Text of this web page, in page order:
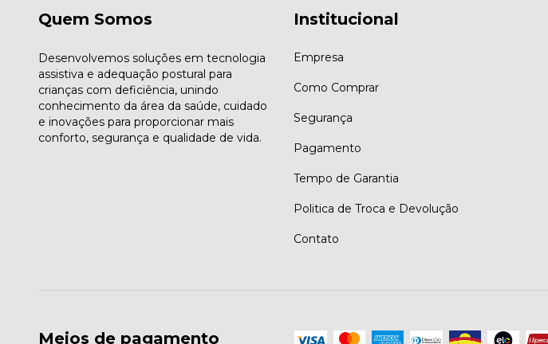
Quem Somos
Desenvolvemos soluções em tecnologia
assistiva e adequação postural para
crianças com deficiência, unindo
conhecimento da área da saúde, cuidado
e inovações para proporcionar mais
conforto, segurança e qualidade de vida.
Institucional
Empresa
Como Comprar
Segurança
Pagamento
Tempo de Garantia
Politica de Troca e Devolução
Contato
Meios de pagamento